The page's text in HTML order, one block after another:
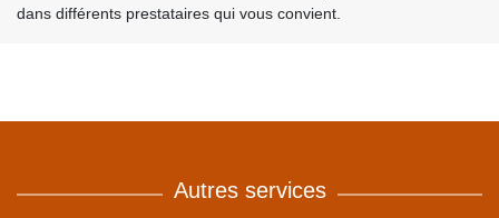
dans différents prestataires qui vous convient.
Autres services